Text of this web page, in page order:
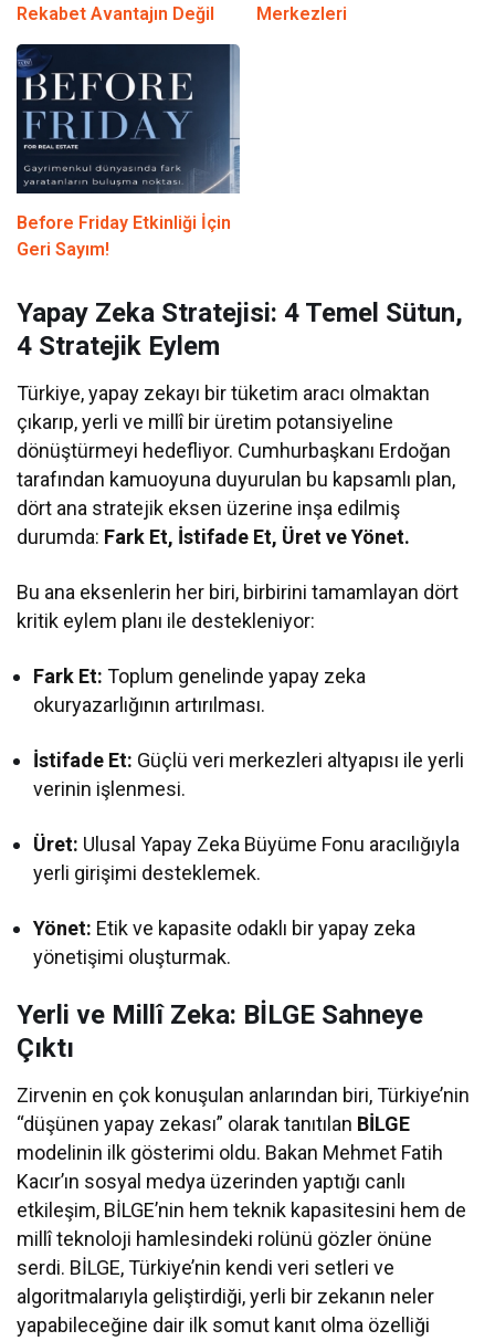
Rekabet Avantajın Değil
Merkezleri
Before Friday Etkinliği İçin
Geri Sayım!
Yapay Zeka Stratejisi: 4 Temel Sütun,
4 Stratejik Eylem
Türkiye, yapay zekayı bir tüketim aracı olmaktan
çıkarıp, yerli ve millî bir üretim potansiyeline
dönüştürmeyi hedefliyor. Cumhurbaşkanı Erdoğan
tarafından kamuoyuna duyurulan bu kapsamlı plan,
dört ana stratejik eksen üzerine inşa edilmiş
durumda: Fark Et, İstifade Et, Üret ve Yönet.
Bu ana eksenlerin her biri, birbirini tamamlayan dört
kritik eylem planı ile destekleniyor:
Fark Et: Toplum genelinde yapay zeka
okuryazarlığının artırılması.
İstifade Et: Güçlü veri merkezleri altyapısı ile yerli
verinin işlenmesi.
Üret: Ulusal Yapay Zeka Büyüme Fonu aracılığıyla
yerli girişimi desteklemek.
Yönet: Etik ve kapasite odaklı bir yapay zeka
yönetişimi oluşturmak.
Yerli ve Millî Zeka: BİLGE Sahneye
Çıktı
Zirvenin en çok konuşulan anlarından biri, Türkiye’nin
“düşünen yapay zekası” olarak tanıtılan BİLGE
modelinin ilk gösterimi oldu. Bakan Mehmet Fatih
Kacır’ın sosyal medya üzerinden yaptığı canlı
etkileşim, BİLGE’nin hem teknik kapasitesini hem de
millî teknoloji hamlesindeki rolünü gözler önüne
serdi. BİLGE, Türkiye’nin kendi veri setleri ve
algoritmalarıyla geliştirdiği, yerli bir zekanın neler
yapabileceğine dair ilk somut kanıt olma özelliği